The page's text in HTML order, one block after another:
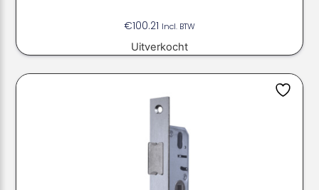
€100.21 Incl. BTW
Uitverkocht